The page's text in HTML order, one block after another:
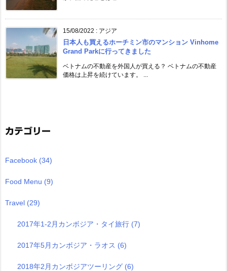
15/08/2022 : アジア
日本人も買えるホーチミン市のマンション Vinhome
Grand Parkに行ってきました
ベトナムの不動産を外国人が買える？ ベトナムの不動産
価格は上昇を続けています。 ...
カテゴリー
Facebook (34)
Food Menu (9)
Travel (29)
2017年1-2月カンボジア・タイ旅行 (7)
2017年5月カンボジア・ラオス (6)
2018年2月カンボジアツーリング (6)